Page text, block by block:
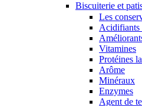
Biscuiterie et
Les
Acidifiants
Vitamines
Protéines
Arôme
Minéraux
Enzymes
Agent de